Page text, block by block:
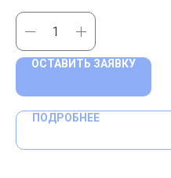
Цена по запросу
ОСТАВИТЬ ЗАЯВКУ
ПОДРОБНЕЕ